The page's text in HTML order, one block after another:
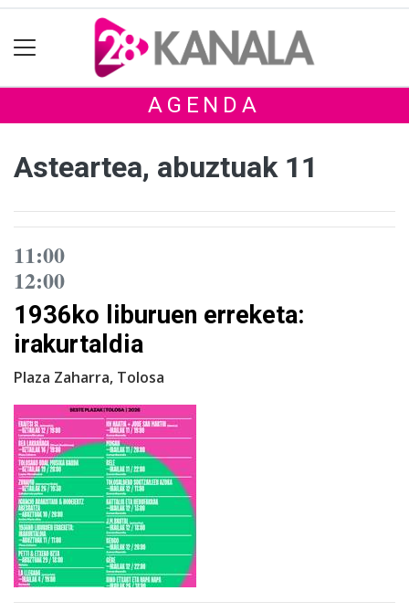
AGENDA
Asteartea, abuztuak 11
11:00
12:00
1936ko liburuen erreketa:
irakurtaldia
Plaza Zaharra, Tolosa